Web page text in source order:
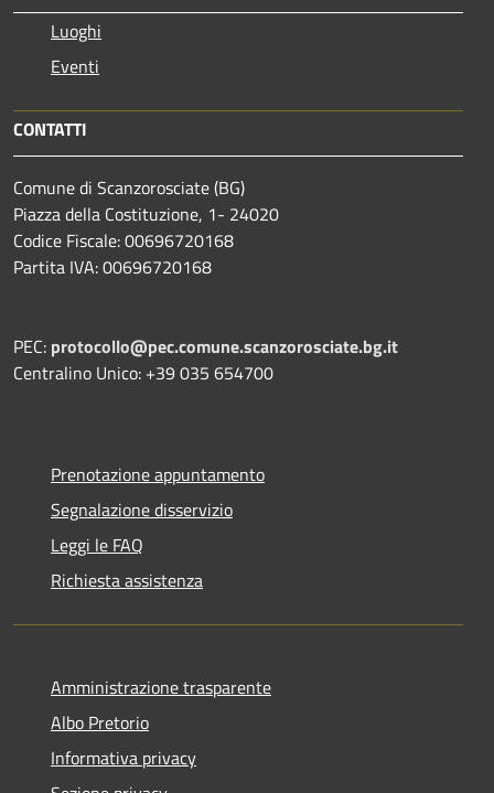
Luoghi
Eventi
CONTATTI
Comune di Scanzorosciate (BG)
Piazza della Costituzione, 1- 24020
Codice Fiscale: 00696720168
Partita IVA: 00696720168
PEC: protocollo@pec.comune.scanzorosciate.bg.it
Centralino Unico: +39 035 654700
Prenotazione appuntamento
Segnalazione disservizio
Leggi le FAQ
Richiesta assistenza
Amministrazione trasparente
Albo Pretorio
Informativa privacy